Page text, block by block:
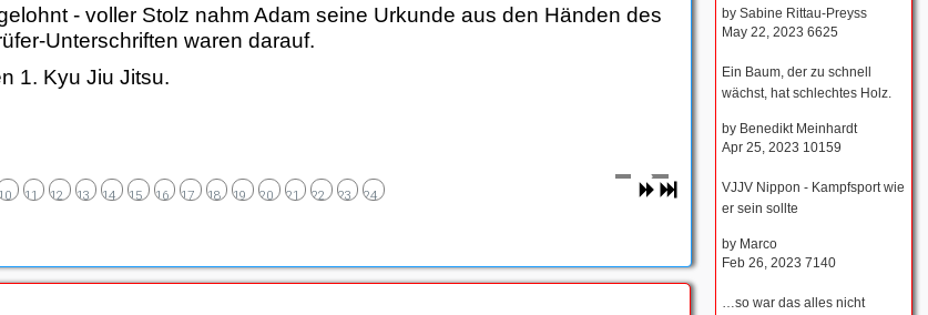
- voller Stolz nahm Adam seine Urkunde aus den Händen des
Unterschriften waren darauf.
1. Kyu Jiu Jitsu.
11 12 13 14 15 16 17 18 19 20 21 22 23 24
by Sabine Rittau-Preyss
May 22, 2023 6625
Ein Baum, der zu schnell
wächst, hat schlechtes Holz.
by Benedikt Meinhardt
Apr 25, 2023 10159
VJJV Nippon - Kampfsport wie
er sein sollte
by Marco
Feb 26, 2023 7140
…so war das alles nicht